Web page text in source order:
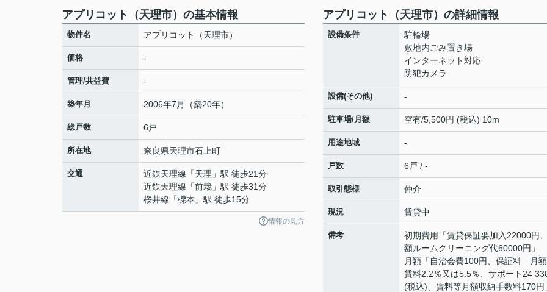
アプリコット（天理市）の基本情報
物件名 アプリコット（天理市）
価格 -
管理/共益費 -
築年月 2006年7月（築20年）
総戸数 6戸
所在地 奈良県天理市石上町
交通 近鉄天理線 「天理 」駅 徒歩21分
近鉄天理線 「前栽 」駅 徒歩31分
桜井線 「櫟本 」駅 徒歩15分
情報の見方
アプリコット（天理市）の詳細情報
設備条件
駐輪場
敷地内ごみ置き場
インターネット対応
防犯カメラ
設備(その他) -
駐車場/月額 空有/5,500円 (税込) 10m
用途地域 -
戸数 6戸 / -
取引態様 仲介
現況 賃貸中
備考
初期費用「賃貸保証要加入22000円
額ルームクリーニング代60000円」
月額「自治会費100円、保証料 月
賃料2.2％又は5.5％、サポート24
(税込)、賃料等月額収納手数料170円